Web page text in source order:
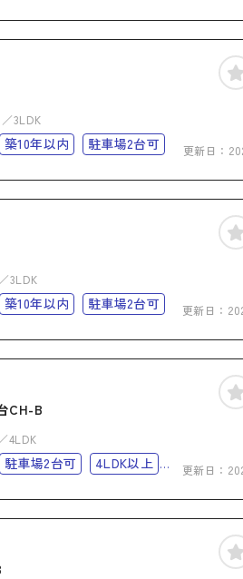
3LDK
築10年以内
駐車場2台可
更新日：
3LDK
築10年以内
駐車場2台可
更新日：
CH-B
4LDK
駐車場2台可
4LDK以上
更新日：